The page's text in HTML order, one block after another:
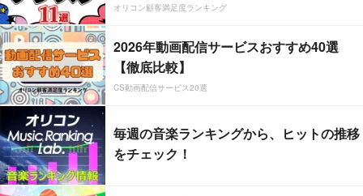
オリコン顧客満足度ランキング
2026年動画配信サービスおすすめ40選
【徹底比較】
CS動画配信サービス20選
毎週の音楽ランキングから、ヒットの推移
をチェック！